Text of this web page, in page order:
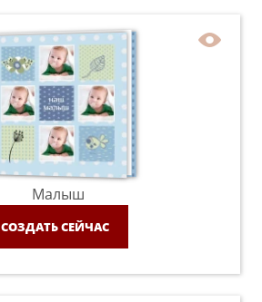
Малыш
СОЗДАТЬ СЕЙЧАС